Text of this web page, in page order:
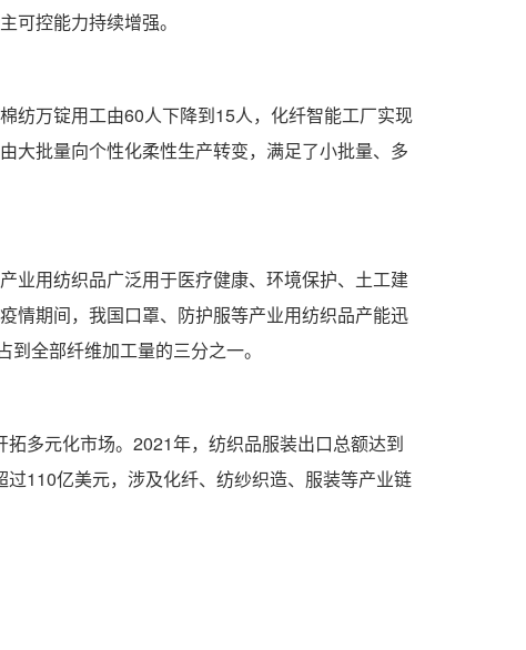
可控能力持续增强。
纺万锭用工由60人下降到15人，化纤智能工厂实现
大批量向个性化柔性生产转变，满足了小批量、多
业用纺织品广泛用于医疗健康、环境保护、土工建
情期间，我国口罩、防护服等产业用纺织品产能迅
全部纤维加工量的三分之一。
多元化市场。2021年，纺织品服装出口总额达到
110亿美元，涉及化纤、纺纱织造、服装等产业链